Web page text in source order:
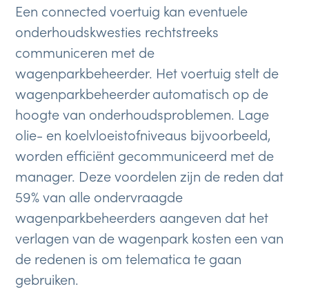
Een connected voertuig kan eventuele
onderhoudskwesties rechtstreeks
communiceren met de
wagenparkbeheerder. Het voertuig stelt de
wagenparkbeheerder automatisch op de
hoogte van onderhoudsproblemen. Lage
olie- en koelvloeistofniveaus bijvoorbeeld,
worden efficiënt gecommuniceerd met de
manager. Deze voordelen zijn de reden dat
59% van alle ondervraagde
wagenparkbeheerders aangeven dat het
verlagen van de wagenpark kosten een van
de redenen is om telematica te gaan
gebruiken.